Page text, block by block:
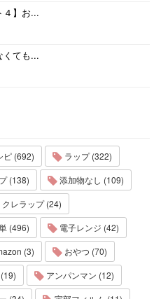
４】お...
くても...
ピ (692)
ラップ (322)
(138)
添加物なし (109)
クレラップ (24)
(496)
電子レンジ (42)
(3)
おやつ (70)
アンパンマン (12)